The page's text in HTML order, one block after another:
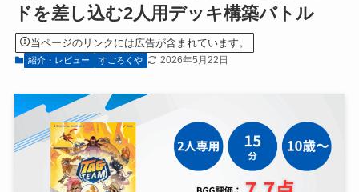
ドを差し込む2人用デッキ構築バトル
当ページのリンクには広告が含まれています。
紹介・レビュー すごろくや 2026年5月22日